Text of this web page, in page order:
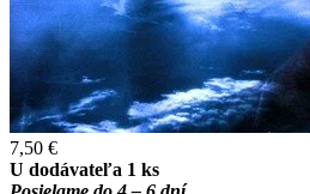
7,50 €
U dodávateľa 1 ks